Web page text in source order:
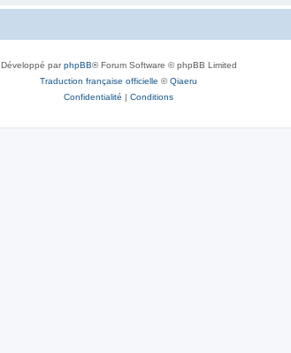
Développé parphpBB® Forum Software © phpBB Limited
Traduction française officielle ©Qiaeru
Confidentialité | Conditions